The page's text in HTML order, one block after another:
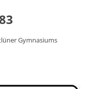
Gymnasiums